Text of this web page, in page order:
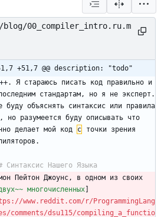
blog/00_compiler_intro.ru.m
51,7 +51,7 @@ description: "todo"
++. Я стараюсь писать код правильно и
стандартам, но я не эксперт.
но разумеется буду описывать что
делает мой код
с точки зрения
Пейтон Джоунс, в одном из своих
многочисленных
www.reddit.com/r/ProgrammingLang
comments/dsu115/compiling_a_functio